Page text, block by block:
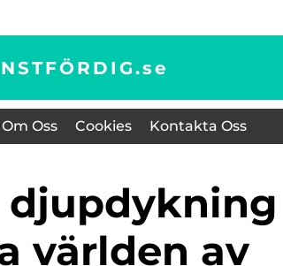
se
Om Oss Cookies Kontakta Oss
världen av